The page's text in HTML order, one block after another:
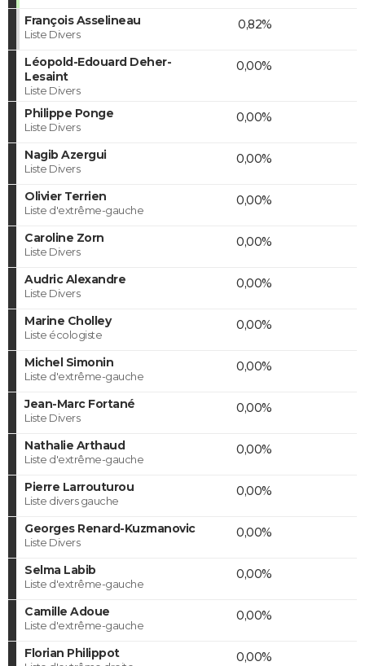
François Asselineau
Liste Divers
0,82%
Léopold-Edouard Deher-
Lesaint
Liste Divers
0,00%
Philippe Ponge
Liste Divers
0,00%
Nagib Azergui
Liste Divers
0,00%
Olivier Terrien
Liste d'extrême-gauche
0,00%
Caroline Zorn
Liste Divers
0,00%
Audric Alexandre
Liste Divers
0,00%
Marine Cholley
Liste écologiste
0,00%
Michel Simonin
Liste d'extrême-gauche
0,00%
Jean-Marc Fortané
Liste Divers
0,00%
Nathalie Arthaud
Liste d'extrême-gauche
0,00%
Pierre Larrouturou
Liste divers gauche
0,00%
Georges Renard-Kuzmanovic
Liste Divers
0,00%
Selma Labib
Liste d'extrême-gauche
0,00%
Camille Adoue
Liste d'extrême-gauche
0,00%
Florian Philippot 0,00%